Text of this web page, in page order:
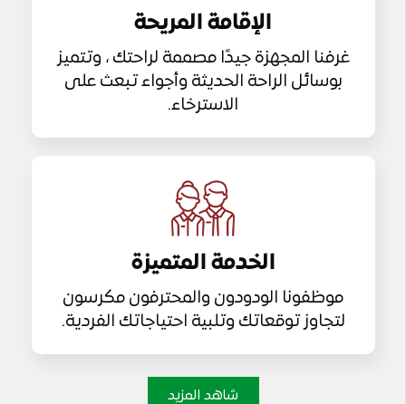
الإقامة المريحة
غرفنا المجهزة جيدًا مصممة لراحتك ، وتتميز
بوسائل الراحة الحديثة وأجواء تبعث على
الاسترخاء.
الخدمة المتميزة
موظفونا الودودون والمحترفون مكرسون
لتجاوز توقعاتك وتلبية احتياجاتك الفردية.
شاهد المزيد